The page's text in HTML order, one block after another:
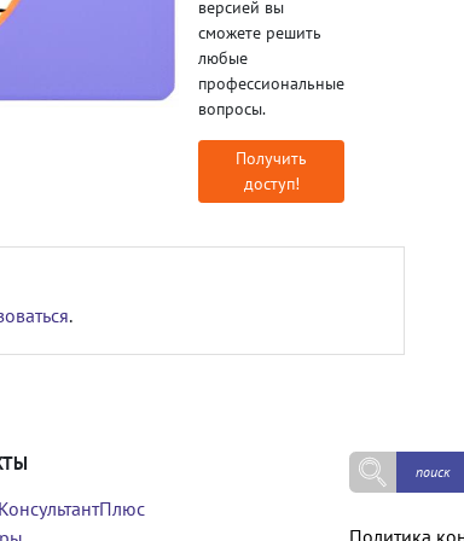
версией вы
сможете решить
любые
профессиональные
вопросы.
Получить
доступ!
.
Политика